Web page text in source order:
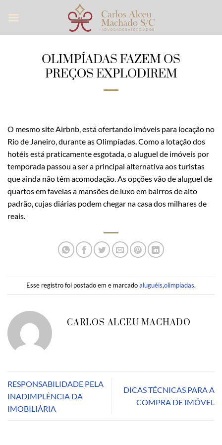
OLIMPÍADAS FAZEM OS
PREÇOS EXPLODIREM
O mesmo site Airbnb, está ofertando imóveis para locação no
Rio de Janeiro, durante as Olimpíadas. Como a lotação dos
hotéis está praticamente esgotada, o aluguel de imóveis por
temporada passou a ser a principal alternativa aos turistas
que ainda não têm acomodação. As opções vão de aluguel de
quartos em favelas a mansões de luxo em bairros de alto
padrão, cujas diárias podem chegar na casa dos milhares de
reais.
Esse registro foi postado em e marcadoaluguéis,olimpíadas.
CARLOS ALCEU MACHADO
RESPONSABILIDADE PELA
INADIMPLÊNCIA DA
IMOBILIÁRIA
DICAS TÉCNICAS PARA A
COMPRA DE IMÓVEL